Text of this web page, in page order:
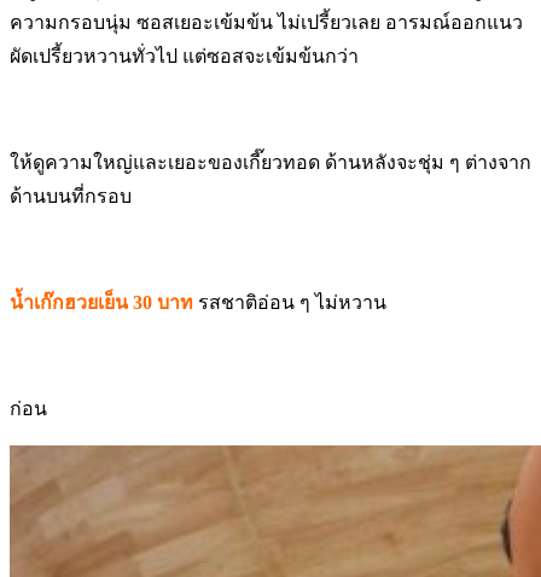
ความกรอบนุ่ม ซอสเยอะเข้มข้น ไม่เปรี้ยวเลย อารมณ์ออกแนว
ผัดเปรี้ยวหวานทั่วไป แต่ซอสจะเข้มข้นกว่า
ให้ดูความใหญ่และเยอะของเกี๊ยวทอด ด้านหลังจะชุ่ม ๆ ต่างจาก
ด้านบนที่กรอบ
น้ำเก๊กฮวยเย็น 30 บาท รสชาติอ่อน ๆ ไม่หวาน
ก่อน